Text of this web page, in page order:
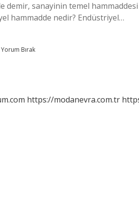
demir, sanayinin temel
hammadde nedir? Endüstriyel…
Yorum Bırak
https://modanevra.com.tr